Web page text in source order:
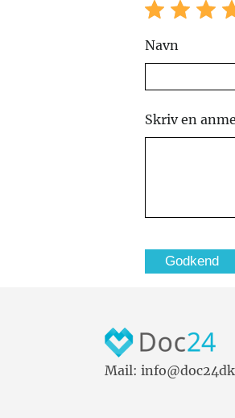
Navn
Skriv en
Mail: info@doc24dk